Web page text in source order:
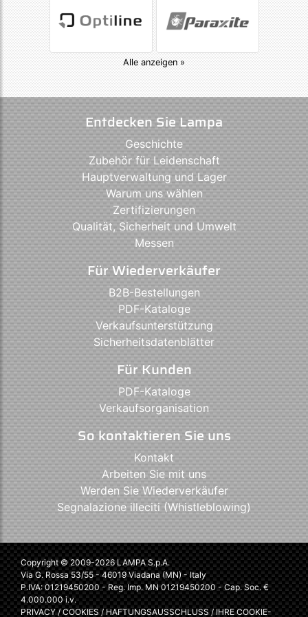
Alle anzeigen »
Entdecken Sie Lampa
Geschichte
Zubehör für Leidenschaft
Hauptverwaltung und Lager
Warum uns wählen
Zertifizierungen
Qualität, Sicherheit und Umwelt
Messen
Für Wiederverkäufer
B2B-Bestellungen
PDF-Kataloge
Verkaufsunterstützung
Sicherheitsdatenblätter
Für Kunden
PDF-Kataloge
Verkaufsorganisation
So kontaktieren Sie uns
Kontakt
Arbeiten Sie mit uns
Werden Sie Wiederverkäufer
Segnalazione illeciti (Whistleblowing)
Copyright © 2009-2026 LAMPA S.p.A.
Via G. Rossa 53/55 - 46019 Viadana (MN) - Italy
P.IVA: 01219450200 - Reg. Imp. MN 01219450200 - Cap. Soc. €
4.000.000 i.v.
PRIVACY/COOKIES/HAFTUNGSAUSSCHLUSS/IHRE COOKIE-